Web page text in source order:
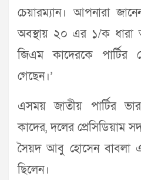
চেয়ারম্যান। আপনারা
অবস্থায় ২০ এর ১/ক ধারা
জিএম কাদেরকে পার্টির
গেছেন।’
এসময় জাতীয় পার্টির
কাদের, দলের প্রেসিডিয়াম
সৈয়দ আবু হোসেন বাবলা
ছিলেন।